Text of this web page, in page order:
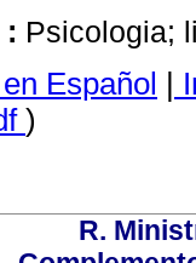
Psicologia;
Español |
)
R.